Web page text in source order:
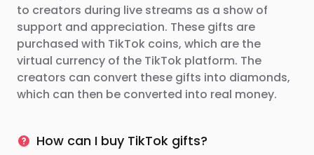
to creators during live streams as a show of
support and appreciation. These gifts are
purchased with TikTok coins, which are the
virtual currency of the TikTok platform. The
creators can convert these gifts into diamonds,
which can then be converted into real money.
How can I buy TikTok gifts?